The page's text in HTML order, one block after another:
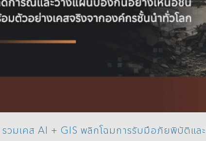
Real-Time Visualization &
Analytics
รวมเคส AI + GIS พลิกโฉมการรับมือภัยพิบัติแ